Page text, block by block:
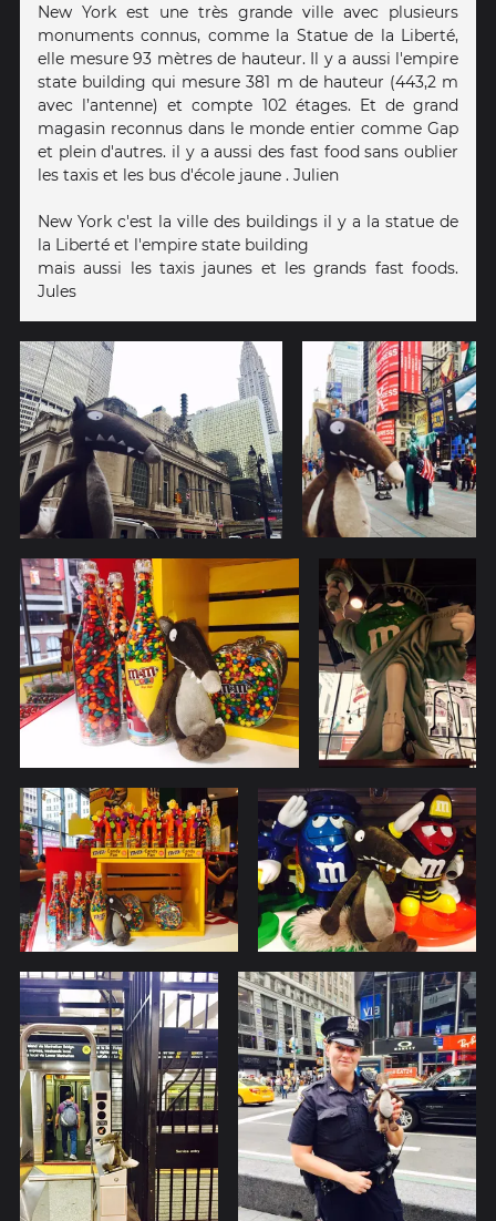
New York est une très grande ville avec plusieurs
monuments connus, comme la Statue de la Liberté,
elle mesure 93 mètres de hauteur. Il y a aussi l'empire
state building qui mesure 381 m de hauteur (443,2 m
avec l’antenne) et compte 102 étages. Et de grand
magasin reconnus dans le monde entier comme Gap
et plein d'autres. il y a aussi des fast food sans oublier
les taxis et les bus d'école jaune . Julien
New York c'est la ville des buildings il y a la statue de
la Liberté et l'empire state building
mais aussi les taxis jaunes et les grands fast foods.
Jules